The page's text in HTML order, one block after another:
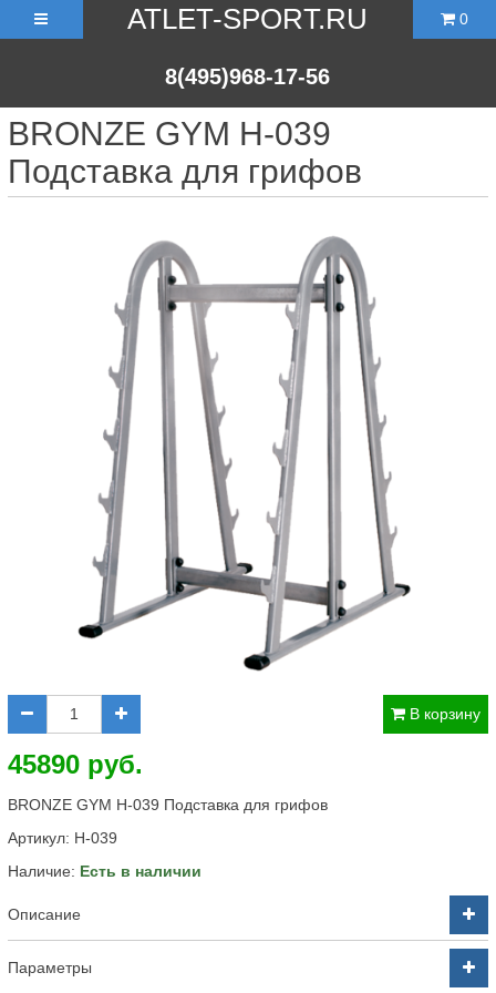
ATLET-SPORT.RU
8(495)968-17-56
0
BRONZE GYM H-039
Подставка для грифов
В корзину
45890 руб.
BRONZE GYM H-039 Подставка для грифов
Артикул: H-039
Наличие: Есть в наличии
Описание
Параметры